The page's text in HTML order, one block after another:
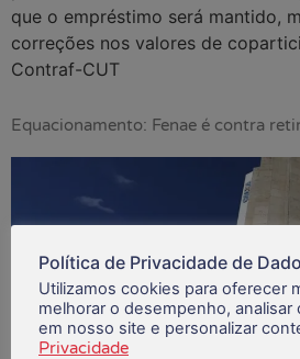
que o empréstimo será mantido,
correções nos valores de
Contraf-CUT
Equacionamento: Fenae é contra
Política de Privacidade de
Utilizamos cookies para oferecer
melhorar o desempenho,
em nosso site e personalizar
Privacidade